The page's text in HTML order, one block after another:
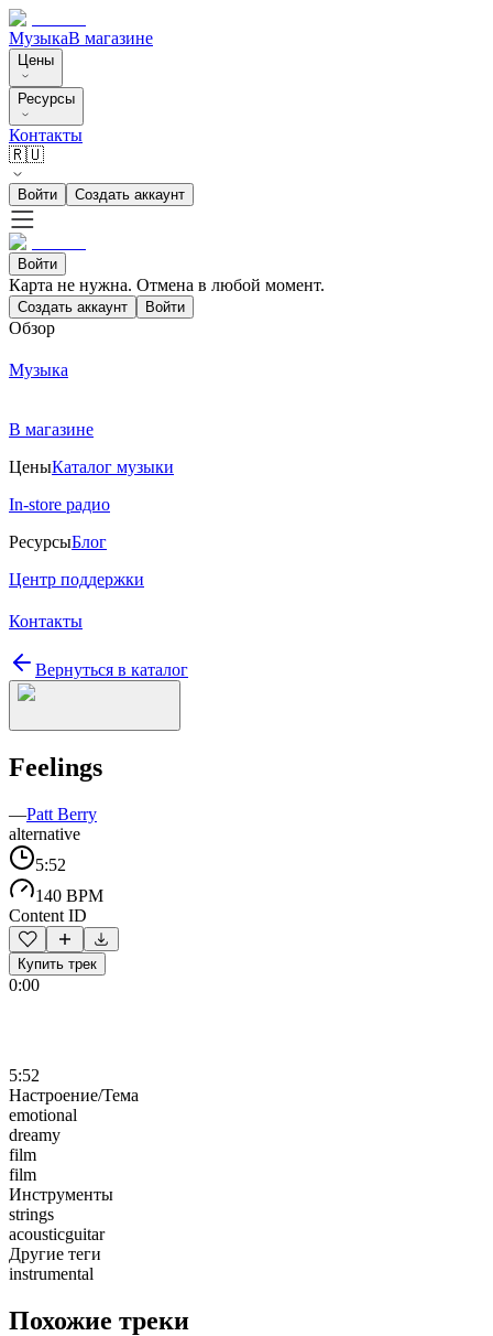
МузыкаВ магазине
Цены
Ресурсы
Контакты
🇷🇺
Войти Создать аккаунт
Войти
Карта не нужна. Отмена в любой момент.
Создать аккаунт Войти
Обзор
Музыка
В магазине
ЦеныКаталог музыки
In-store радио
РесурсыБлог
Центр поддержки
Контакты
Вернуться в каталог
Feelings
—Patt Berry
alternative
5:52
140 BPM
Content ID
Купить трек
0:00
5:52
Настроение/Тема
emotional
dreamy
film
film
Инструменты
strings
acousticguitar
Другие теги
instrumental
Похожие треки